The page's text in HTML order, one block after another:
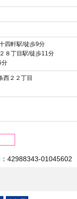
四軒駅/徒歩9分
８丁目駅/徒歩11分
分
西２２丁目
42988343-01045602